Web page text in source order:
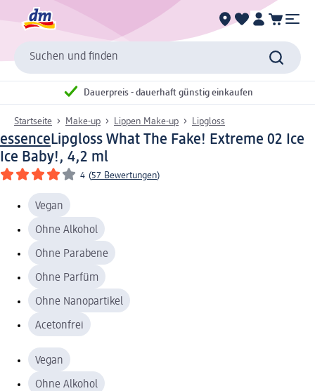
Suchen und finden
Dauerpreis - dauerhaft günstig einkaufen
Startseite Make-up Lippen Make-up Lipgloss
essenceLipgloss What The Fake! Extreme 02 Ice
Ice Baby!, 4,2 ml
4 (57 Bewertungen)
Vegan
Ohne Alkohol
Ohne Parabene
Ohne Parfüm
Ohne Nanopartikel
Acetonfrei
Vegan
Ohne Alkohol